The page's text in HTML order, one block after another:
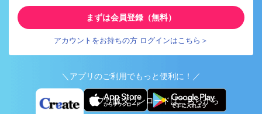
まずは会員登録（無料）
アカウントをお持ちの方 ログインはこちら＞
＼アプリのご利用でもっと便利に！／
アプリ版ダウンロードはこちらから